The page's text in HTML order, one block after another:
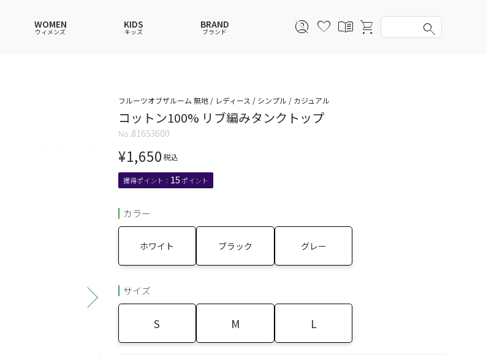
スウェットシャツ
スウェットパーカー
セットアップ
アンダーウェアMEN
スウェットシャツ
スウェットパーカー
その他ウェア
ルームウェア
WOMEN
ウィメンズ
スウェットシャツ
スウェットパーカー
セットアップ
アンダーウェア
ファッショングッズ
KIDS
キッズ
スウェットシャツ
スウェットパーカー
セットアップ
アンダーウェア
ファッショングッズ
BRAND
ブランド
フルーツオブザルーム 無地 / レディース / シンプル / カジュアル
コットン100% リブ編みタンクトップ
81653600
¥1,650 税込
15
カラー
ホワイト ブラック グレー
サイズ
S M L